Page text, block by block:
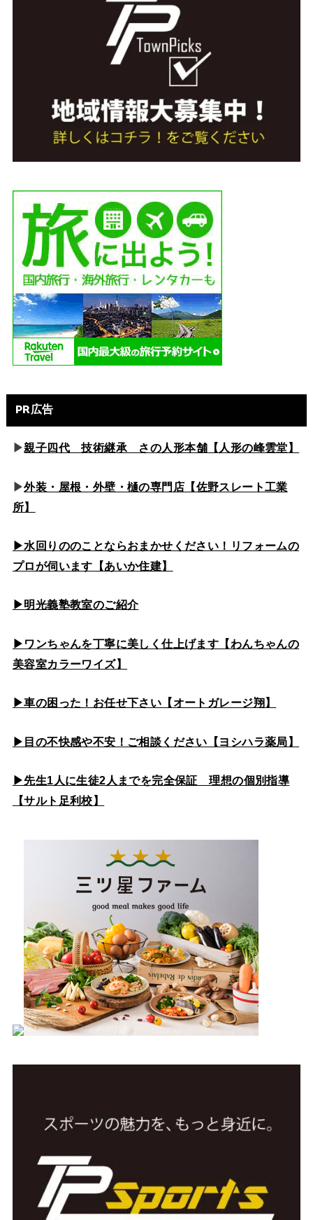
PR広告
▶親子四代 技術継承 さの人形本舗【人形の峰雲堂】
▶外装・屋根・外壁・樋の専門店【佐野スレート工業
所】
▶水回りののことならおまかせください！リフォームの
プロが伺います【あいか住建】
▶明光義塾教室のご紹介
▶ワンちゃんを丁寧に美しく仕上げます【わんちゃんの
美容室カラーワイズ】
▶車の困った！お任せ下さい【オートガレージ翔】
▶目の不快感や不安！ご相談ください【ヨシハラ薬局】
▶先生1人に生徒2人までを完全保証 理想の個別指導
【サルト足利校】